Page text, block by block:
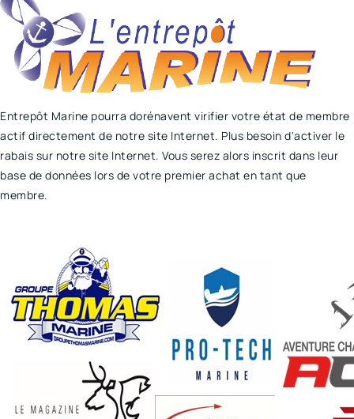
Entrepôt Marine pourra dorénavent virifier votre état de membre
actif directement de notre site Internet. Plus besoin d'activer le
rabais sur notre site Internet. Vous serez alors inscrit dans leur
base de données lors de votre premier achat en tant que
membre.